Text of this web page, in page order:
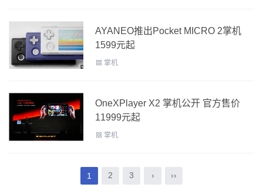
AYANEO推出Pocket MICRO 2掌机
1599元起
掌机
OneXPlayer X2 掌机公开 官方售价
11999元起
掌机
1 2 3 › ››